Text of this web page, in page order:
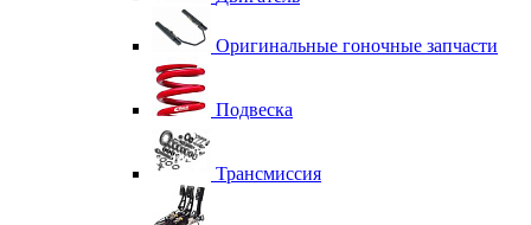
Оригинальные гоночные запчасти
Подвеска
Трансмиссия